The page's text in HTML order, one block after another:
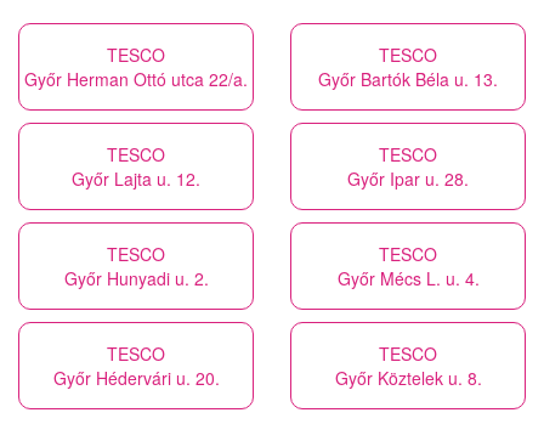
TESCO
Győr Herman Ottó utca 22/a.
TESCO
Győr Bartók Béla u. 13.
TESCO
Győr Lajta u. 12.
TESCO
Győr Ipar u. 28.
TESCO
Győr Hunyadi u. 2.
TESCO
Győr Mécs L. u. 4.
TESCO
Győr Hédervári u. 20.
TESCO
Győr Köztelek u. 8.